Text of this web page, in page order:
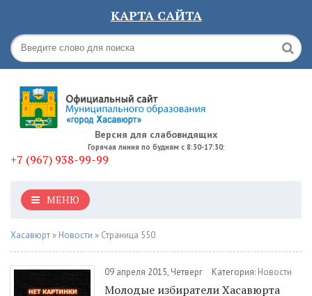
КАРТА САЙТА
Версия для слабовидящих
Горячая линия по будням с 8:30-17:30:
+7 (967) 938-99-99
МЕНЮ
Хасавюрт » Новости » Страница 550
09 апреля 2015, Четверг Категория: Новости
Молодые избиратели Хасавюрта